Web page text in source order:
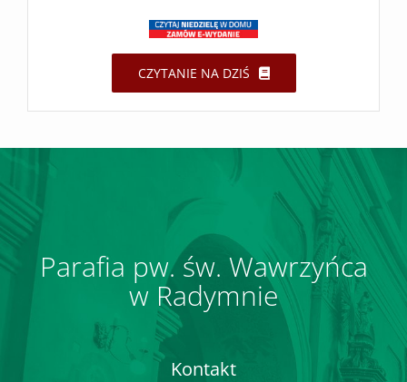
CZYTANIE NA DZIŚ
Parafia pw. św. Wawrzyńca
w Radymnie
Kontakt